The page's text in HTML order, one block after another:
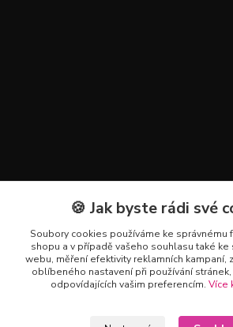
Kontakty
+420 602 223 614
info@zahradnictvipetro.cz
🍪 Jak byste rádi své
Soubory cookies používáme ke správnému
shopu a v případě vašeho souhlasu také
webu, měření efektivity reklamních kampaní,
oblíbeného nastavení při používání
odpovídajících vašim preferencím. Více